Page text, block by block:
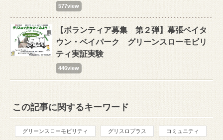
577view
【ボランティア募集 第２弾】幕張ベイタ
ウン・ベイパーク グリーンスローモビリ
ティ実証実験
446view
この記事に関するキーワード
グリーンスローモビリティ グリスロプラス コミュニティ